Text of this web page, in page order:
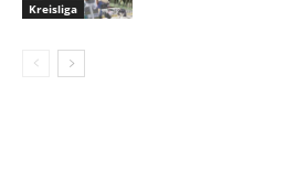
Kreisliga